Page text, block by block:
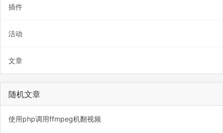
插件
活动
文章
随机文章
使用php调用ffmpeg机翻视频